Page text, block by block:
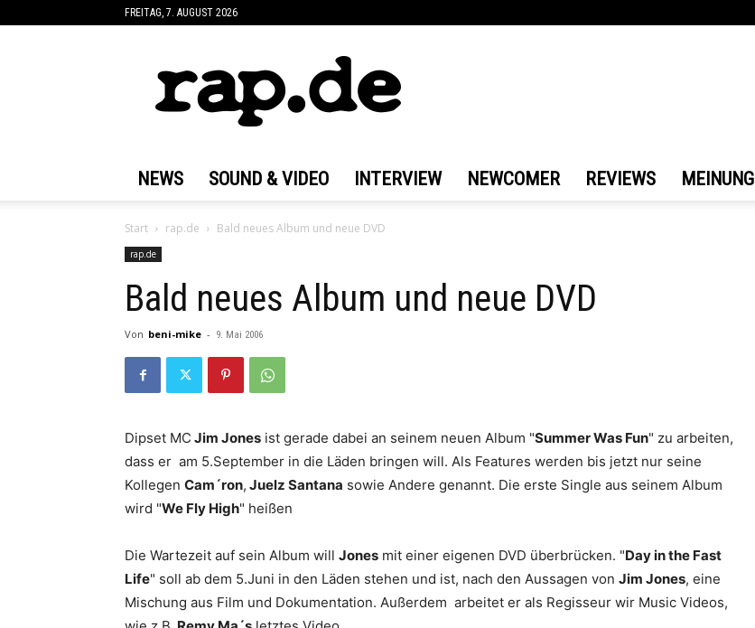
FREITAG, 7. AUGUST 2026
NEWS SOUND & VIDEO INTERVIEW NEWCOMER REVIEWS MEINUNG
Start rap.de Bald neues Album und neue DVD
rap.de
Bald neues Album und neue DVD
Von beni-mike - 9. Mai 2006
Dipset MC Jim Jones ist gerade dabei an seinem neuen Album "Summer Was Fun" zu arbeiten,
dass er am 5.September in die Läden bringen will. Als Features werden bis jetzt nur seine
Kollegen Cam´ron, Juelz Santana sowie Andere genannt. Die erste Single aus seinem Album
wird "We Fly High" heißen
Die Wartezeit auf sein Album will Jones mit einer eigenen DVD überbrücken. "Day in the Fast
Life" soll ab dem 5.Juni in den Läden stehen und ist, nach den Aussagen von Jim Jones, eine
Mischung aus Film und Dokumentation. Außerdem arbeitet er als Regisseur wir Music Videos,